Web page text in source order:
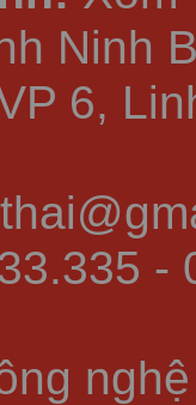
Ninh
6,
-